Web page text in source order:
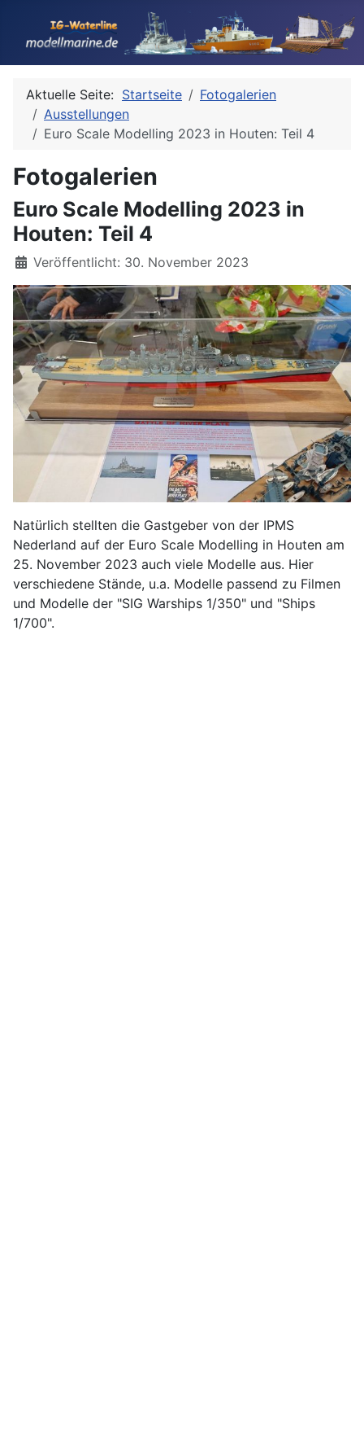
Aktuelle Seite: Startseite
Fotogalerien
Ausstellungen
Euro Scale Modelling 2023 in Houten: Teil 4
Fotogalerien
Euro Scale Modelling 2023 in
Houten: Teil 4
Details
Veröffentlicht: 30. November 2023
Natürlich stellten die Gastgeber von der IPMS
Nederland auf der Euro Scale Modelling in Houten am
25. November 2023 auch viele Modelle aus. Hier
verschiedene Stände, u.a. Modelle passend zu Filmen
und Modelle der "SIG Warships 1/350" und "Ships
1/700".